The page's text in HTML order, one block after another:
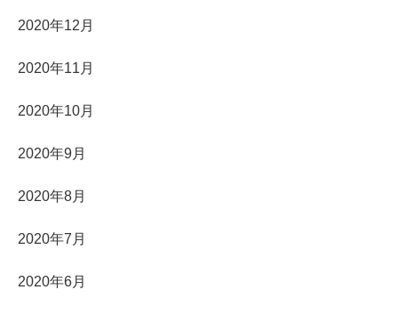
2020年12月
2020年11月
2020年10月
2020年9月
2020年8月
2020年7月
2020年6月